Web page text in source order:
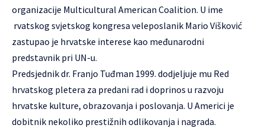
organizacije Multicultural American Coalition. U ime
rvatskog svjetskog kongresa veleposlanik Mario Višković
zastupao je hrvatske interese kao međunarodni
predstavnik pri UN-u.
Predsjednik dr. Franjo Tuđman 1999. dodjeljuje mu Red
hrvatskog pletera za predani rad i doprinos u razvoju
hrvatske kulture, obrazovanja i poslovanja. U Americi je
dobitnik nekoliko prestižnih odlikovanja i nagrada.